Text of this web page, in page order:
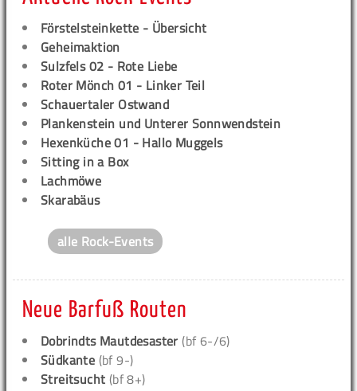
Förstelsteinkette - Übersicht
Geheimaktion
Sulzfels 02 - Rote Liebe
Roter Mönch 01 - Linker Teil
Schauertaler Ostwand
Plankenstein und Unterer Sonnwendstein
Hexenküche 01 - Hallo Muggels
Sitting in a Box
Lachmöwe
Skarabäus
alle Rock-Events
Neue Barfuß Routen
Dobrindts Mautdesaster (bf 6-/6)
Südkante (bf 9-)
Streitsucht (bf 8+)